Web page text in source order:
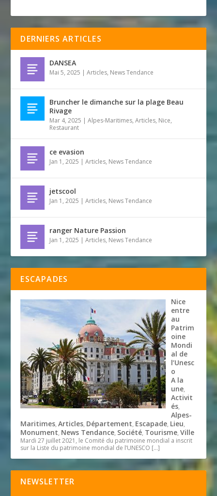
DERNIERS ARTICLES
DANSEA
Mai 5, 2025 |Articles, News Tendance
Bruncher le dimanche sur la plage Beau
Rivage
Mar 4, 2025 |Alpes-Maritimes,Articles, Nice,
Restaurant
ce evasion
Jan 1, 2025 |Articles, News Tendance
jetscool
Jan 1, 2025 |Articles, News Tendance
ranger Nature Passion
Jan 1, 2025 |Articles, News Tendance
ESCAPADES
Nice
entre
au
Patrim
oine
Mondi
al de
l’Unesc
o
A la
une,
Activit
és,
Alpes-
Maritimes,Articles, Département, Escapade, Lieu,
Monument, News Tendance, Société, Tourisme,Ville
Mardi 27 juillet 2021, le Comité du patrimoine mondial a inscrit
sur la Liste du patrimoine mondial de l’UNESCO […]
NEWSLETTER